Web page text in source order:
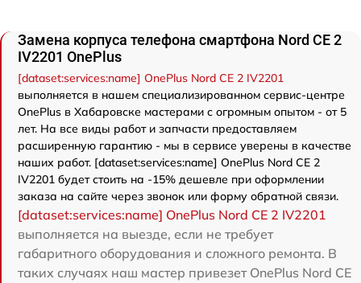
Замена корпуса телефона смартфона Nord CE 2
IV2201 OnePlus
[dataset:services:name] OnePlus Nord CE 2 IV2201
выполняется в нашем специализированном сервис-центре
OnePlus в Хабаровске мастерами с огромным опытом - от 5
лет. На все виды работ и запчасти предоставляем
расширенную гарантию - мы в сервисе уверены в качестве
наших работ. [dataset:services:name] OnePlus Nord CE 2
IV2201 будет стоить на -15% дешевле при оформлении
заказа на сайте через звонок или форму обратной связи.
[dataset:services:name] OnePlus Nord CE 2 IV2201
выполняется на выезде, если не требует
габаритного оборудования и сложного ремонта. В
таких случаях наш мастер привезет OnePlus Nord CE